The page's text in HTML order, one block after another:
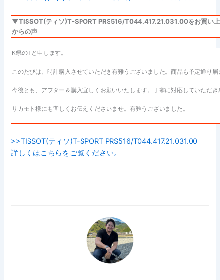
▼TISSOT(ティソ)T-SPORT PRS516/T044.417.21.031.00をお買い
からの声
K県のTと申します。
このたびは、時計購入させていただき有難うございました。商品も予定通り
今後とも、アフター＆購入宜しくお願いいたします。丁寧に対応していただ
サカモト様にも宜しくお伝えくださいませ。有難うございました。
>>TISSOT(ティソ)T-SPORT PRS516/T044.417.21.031.00
詳しくはこちらをご覧ください。